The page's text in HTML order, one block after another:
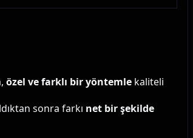
özel ve farklı bir yöntemle kaliteli
sonra farkı net bir şekilde